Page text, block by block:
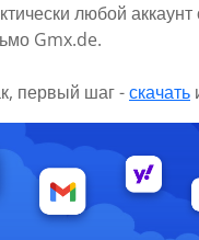
любой
Gmx.de.
первый шаг -скачать